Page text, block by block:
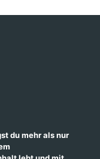
du mehr als nur